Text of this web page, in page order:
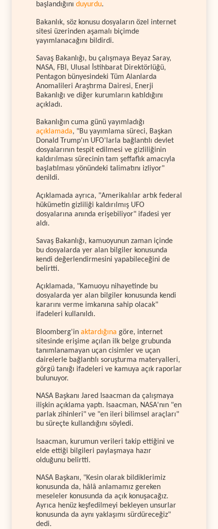
başlandığını duyurdu.
Bakanlık, söz konusu dosyaların özel internet
sitesi üzerinden aşamalı biçimde
yayımlanacağını bildirdi.
Savaş Bakanlığı, bu çalışmaya Beyaz Saray,
NASA, FBI, Ulusal İstihbarat Direktörlüğü,
Pentagon bünyesindeki Tüm Alanlarda
Anomalileri Araştırma Dairesi, Enerji
Bakanlığı ve diğer kurumların katıldığını
açıkladı.
Bakanlığın cuma günü yayımladığı
açıklamada, "Bu yayımlama süreci, Başkan
Donald Trump'ın UFO'larla bağlantılı devlet
dosyalarının tespit edilmesi ve gizliliğinin
kaldırılması sürecinin tam şeffaflık amacıyla
başlatılması yönündeki talimatını izliyor"
denildi.
Açıklamada ayrıca, "Amerikalılar artık federal
hükümetin gizliliği kaldırılmış UFO
dosyalarına anında erişebiliyor" ifadesi yer
aldı.
Savaş Bakanlığı, kamuoyunun zaman içinde
bu dosyalarda yer alan bilgiler konusunda
kendi değerlendirmesini yapabileceğini de
belirtti.
Açıklamada, "Kamuoyu nihayetinde bu
dosyalarda yer alan bilgiler konusunda kendi
kararını verme imkanına sahip olacak"
ifadeleri kullanıldı.
Bloomberg'in aktardığına göre, internet
sitesinde erişime açılan ilk belge grubunda
tanımlanamayan uçan cisimler ve uçan
dairelerle bağlantılı soruşturma materyalleri,
görgü tanığı ifadeleri ve kamuya açık raporlar
bulunuyor.
NASA Başkanı Jared Isaacman da çalışmaya
ilişkin açıklama yaptı. Isaacman, NASA'nın "en
parlak zihinleri" ve "en ileri bilimsel araçları"
bu süreçte kullandığını söyledi.
Isaacman, kurumun verileri takip ettiğini ve
elde ettiği bilgileri paylaşmaya hazır
olduğunu belirtti.
NASA Başkanı, "Kesin olarak bildiklerimiz
konusunda da, hâlâ anlamamız gereken
meseleler konusunda da açık konuşacağız.
Ayrıca henüz keşfedilmeyi bekleyen unsurlar
konusunda da aynı yaklaşımı sürdüreceğiz"
dedi.